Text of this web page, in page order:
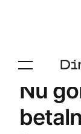
Nu